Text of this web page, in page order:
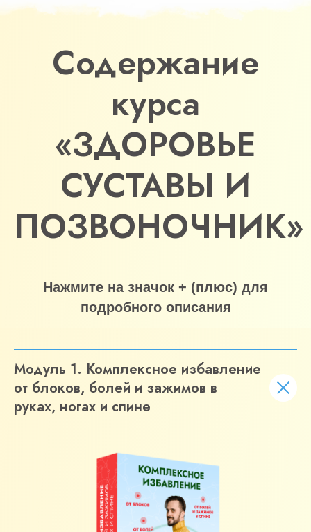
Содержание
курса
«ЗДОРОВЬЕ
СУСТАВЫ И
ПОЗВОНОЧНИК»
Нажмите на значок + (плюс) для
подробного описания
Модуль 1. Комплексное избавление
от блоков, болей и зажимов в
руках, ногах и спине